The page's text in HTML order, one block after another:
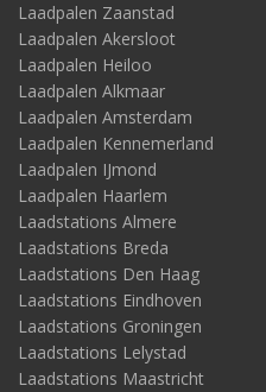
Laadpalen Zaanstad
Laadpalen Akersloot
Laadpalen Heiloo
Laadpalen Alkmaar
Laadpalen Amsterdam
Laadpalen Kennemerland
Laadpalen IJmond
Laadpalen Haarlem
Laadstations Almere
Laadstations Breda
Laadstations Den Haag
Laadstations Eindhoven
Laadstations Groningen
Laadstations Lelystad
Laadstations Maastricht